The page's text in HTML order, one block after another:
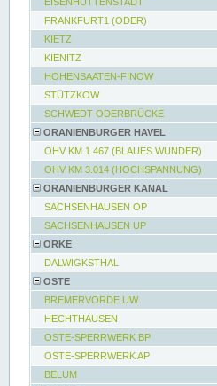
FRANKFURT1 (ODER)
KIETZ
KIENITZ
HOHENSAATEN-FINOW
STÜTZKOW
SCHWEDT-ODERBRÜCKE
ORANIENBURGER HAVEL
OHV KM 1.467 (BLAUES WUNDER)
OHV KM 3.014 (HOCHSPANNUNG)
ORANIENBURGER KANAL
SACHSENHAUSEN OP
SACHSENHAUSEN UP
ORKE
DALWIGKSTHAL
OSTE
BREMERVÖRDE UW
HECHTHAUSEN
OSTE-SPERRWERK BP
OSTE-SPERRWERK AP
BELUM